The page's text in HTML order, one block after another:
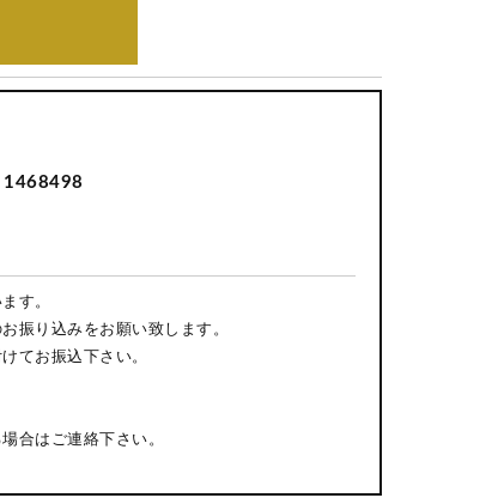
す。
振り込みをお願い致します。
てお振込下さい。
合はご連絡下さい。